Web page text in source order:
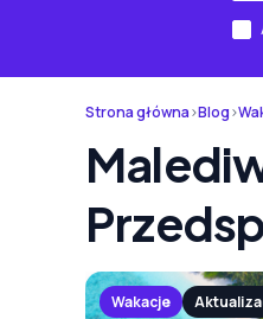
Strona główna›Blog›
Wakacje